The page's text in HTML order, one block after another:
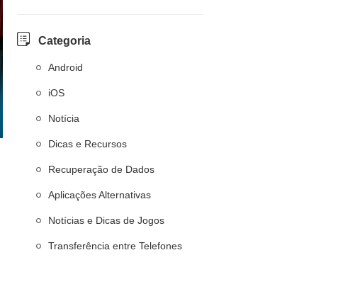
Categoria
Android
iOS
Notícia
Dicas e Recursos
Recuperação de Dados
Aplicações Alternativas
Notícias e Dicas de Jogos
Transferência entre Telefones